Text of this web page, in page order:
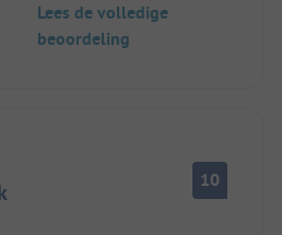
gehuurd.
volgend jaar.
Lees de volledige
beoordeling
10